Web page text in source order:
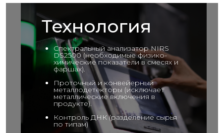
Технология
Спектральный анализатор NIRS
DS2500 (необходимые физико-
химические показатели в смесях и
фаршах).
Проточный и конвейерный
металлодетекторы (исключает
металлические включения в
продукте).
Контроль ДНК (разделение сырья
по типам)